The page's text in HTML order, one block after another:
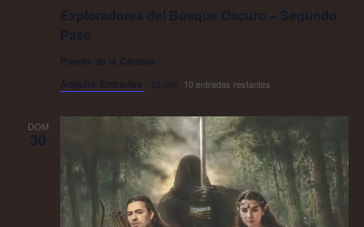
Exploradores del Bosque Oscuro – Segundo
Pase
Puente de la Cantina
Adquirir Entradas
59,00€ 10 entradas restantes
DOM
30